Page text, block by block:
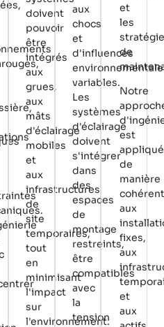
doivent
pouvoir
être
intégrés
aux
grues,
aux
mâts
d'éclairage
mobiles
et
aux
infrastructures
de
site
temporaires,
tout
en
minimisant
l'impact
sur
l'environnement.
aux
chocs
et
d'influences
variables.
Les
systèmes
d'éclairage
doivent
s'intégrer
dans
des
espaces
de
montage
restreints,
être
compatibles
avec
la
tension
et
les
de
Notre
est
de
manière
aux
fixes,
aux
et
aux